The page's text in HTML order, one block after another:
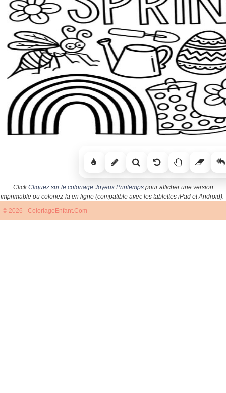
ClickCliquez sur le coloriage Joyeux Printempspour afficher une version
imprimable ou coloriez-la en ligne (compatible avec les tablettes iPad et Android).
© 2026 - ColoriageEnfant.Com